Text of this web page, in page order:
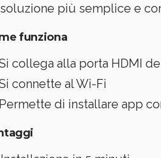
più semplice e
funziona
collega alla porta HDMI
connette al Wi-Fi
Permette di installare app